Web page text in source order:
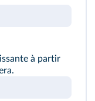
à partir